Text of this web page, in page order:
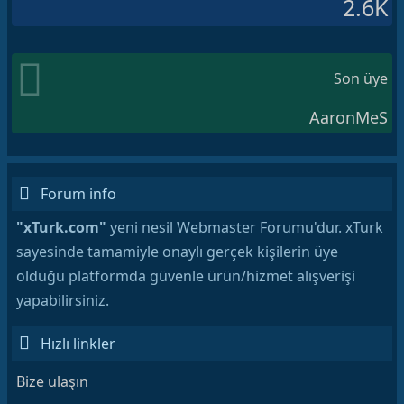
2.6K
Son üye
AaronMeS
Forum info
"xTurk.com" yeni nesil Webmaster Forumu'dur. xTurk
sayesinde tamamiyle onaylı gerçek kişilerin üye
olduğu platformda güvenle ürün/hizmet alışverişi
yapabilirsiniz.
Hızlı linkler
Bize ulaşın